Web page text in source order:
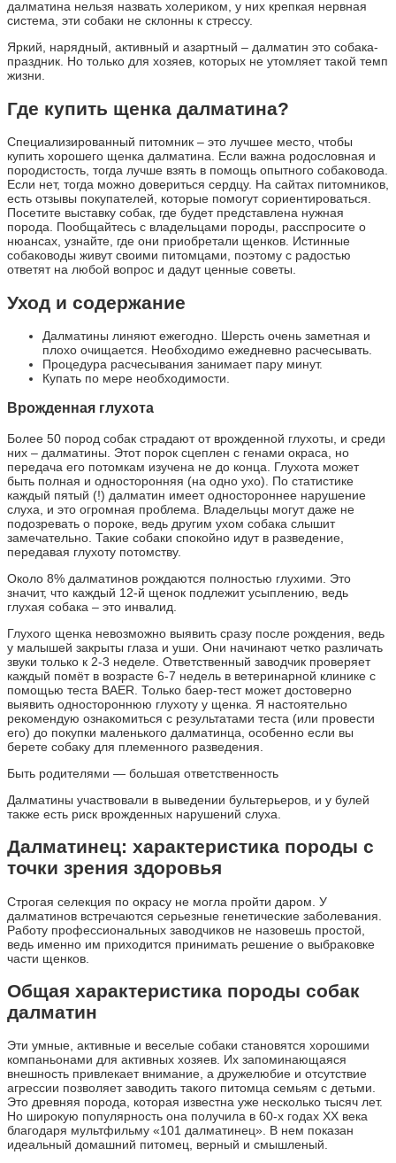
далматина нельзя назвать холериком, у них крепкая нервная
система, эти собаки не склонны к стрессу.
Яркий, нарядный, активный и азартный – далматин это собака-
праздник. Но только для хозяев, которых не утомляет такой темп
жизни.
Где купить щенка далматина?
Специализированный питомник – это лучшее место, чтобы
купить хорошего щенка далматина. Если важна родословная и
породистость, тогда лучше взять в помощь опытного собаковода.
Если нет, тогда можно довериться сердцу. На сайтах питомников,
есть отзывы покупателей, которые помогут сориентироваться.
Посетите выставку собак, где будет представлена нужная
порода. Пообщайтесь с владельцами породы, расспросите о
нюансах, узнайте, где они приобретали щенков. Истинные
собаководы живут своими питомцами, поэтому с радостью
ответят на любой вопрос и дадут ценные советы.
Уход и содержание
Далматины линяют ежегодно. Шерсть очень заметная и
плохо очищается. Необходимо ежедневно расчесывать.
Процедура расчесывания занимает пару минут.
Купать по мере необходимости.
Врожденная глухота
Более 50 пород собак страдают от врожденной глухоты, и среди
них – далматины. Этот порок сцеплен с генами окраса, но
передача его потомкам изучена не до конца. Глухота может
быть полная и односторонняя (на одно ухо). По статистике
каждый пятый (!) далматин имеет одностороннее нарушение
слуха, и это огромная проблема. Владельцы могут даже не
подозревать о пороке, ведь другим ухом собака слышит
замечательно. Такие собаки спокойно идут в разведение,
передавая глухоту потомству.
Около 8% далматинов рождаются полностью глухими. Это
значит, что каждый 12-й щенок подлежит усыплению, ведь
глухая собака – это инвалид.
Глухого щенка невозможно выявить сразу после рождения, ведь
у малышей закрыты глаза и уши. Они начинают четко различать
звуки только к 2-3 неделе. Ответственный заводчик проверяет
каждый помёт в возрасте 6-7 недель в ветеринарной клинике с
помощью теста BAER. Только баер-тест может достоверно
выявить одностороннюю глухоту у щенка. Я настоятельно
рекомендую ознакомиться с результатами теста (или провести
его) до покупки маленького далматинца, особенно если вы
берете собаку для племенного разведения.
Быть родителями — большая ответственность
Далматины участвовали в выведении бультерьеров, и у булей
также есть риск врожденных нарушений слуха.
Далматинец: характеристика породы с
точки зрения здоровья
Строгая селекция по окрасу не могла пройти даром. У
далматинов встречаются серьезные генетические заболевания.
Работу профессиональных заводчиков не назовешь простой,
ведь именно им приходится принимать решение о выбраковке
части щенков.
Общая характеристика породы собак
далматин
Эти умные, активные и веселые собаки становятся хорошими
компаньонами для активных хозяев. Их запоминающаяся
внешность привлекает внимание, а дружелюбие и отсутствие
агрессии позволяет заводить такого питомца семьям с детьми.
Это древняя порода, которая известна уже несколько тысяч лет.
Но широкую популярность она получила в 60-х годах XX века
благодаря мультфильму «101 далматинец». В нем показан
идеальный домашний питомец, верный и смышленый.